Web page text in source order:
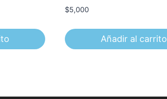
$5,000
Añadir al carrito